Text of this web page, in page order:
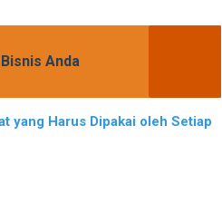
Anda
yang Harus Dipakai oleh Setiap